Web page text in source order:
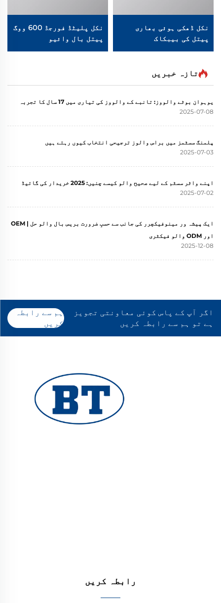
نکل ڈھکی ہوئی بھاری
پیتل کی بیبکاک
نکل پلیٹڈ فورجڈ 600 ووگ
پیتل بال وائیو
تازہ خبریں
یوہوان بوٹے والووز: تانبے کے والووز کی تیاری میں 17 سال کا تجربہ
2025-07-08
پلمنگ سسٹمز میں براس والوز ترجیحی انتخاب کیوں رہتے ہیں
2025-07-03
اپنے واٹر سسٹم کے لیے صحیح والو کیسے چنیں: 2025 خریدار کی گائیڈ
2025-07-02
ایک پیشہ ور مینوفیکچرر کی جانب سے حسبِ ضرورت بریس بال والو حل | OEM
اور ODM والو فیکٹری
2025-12-08
اگر آپ کے پاس کوئی معاونتی تجویز
ہے تو ہم سے رابطہ کریں
ہم سے رابطہ
کریں
رابطہ کریں